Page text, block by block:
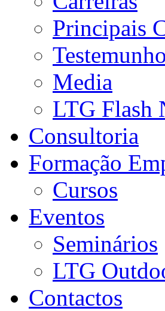
Principais
Media
LTG Flash
Consultoria
Formação
Cursos
Eventos
Seminários
LTG
Contactos